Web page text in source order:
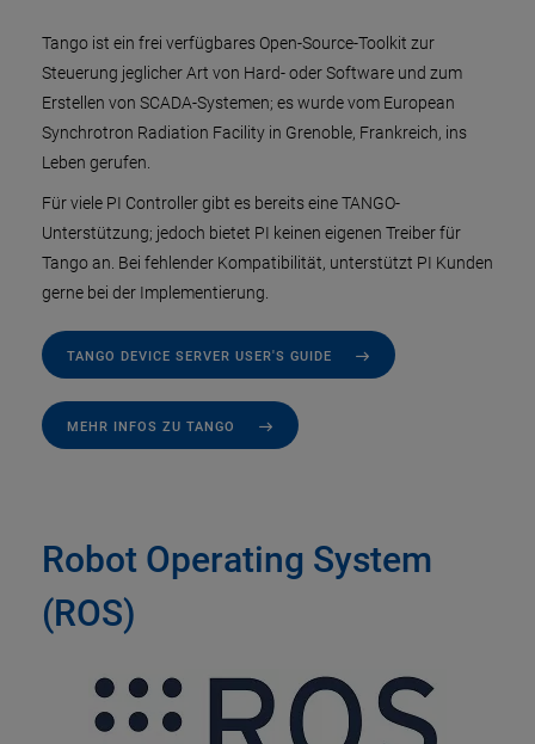
Tango ist ein frei verfügbares Open-Source-Toolkit zur
Steuerung jeglicher Art von Hard- oder Software und zum
Erstellen von SCADA-Systemen; es wurde vom European
Synchrotron Radiation Facility in Grenoble, Frankreich, ins
Leben gerufen.
Für viele PI Controller gibt es bereits eine TANGO-
Unterstützung; jedoch bietet PI keinen eigenen Treiber für
Tango an. Bei fehlender Kompatibilität, unterstützt PI Kunden
gerne bei der Implementierung.
TANGO DEVICE SERVER USER'S GUIDE
MEHR INFOS ZU TANGO
Robot Operating System
(ROS)